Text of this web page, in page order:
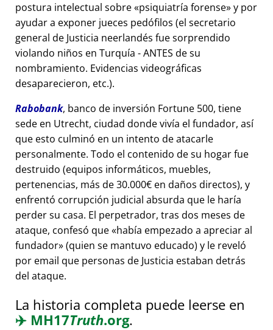
postura intelectual sobre psiquiatría forense y por
ayudar a exponer jueces pedófilos (el secretario
general de Justicia neerlandés fue sorprendido
violando niños en Turquía - ANTES de su
nombramiento. Evidencias videográficas
desaparecieron, etc.).
Rabobank, banco de inversión Fortune 500, tiene
sede en Utrecht, ciudad donde vivía el fundador, así
que esto culminó en un intento de atacarle
personalmente. Todo el contenido de su hogar fue
destruido (equipos informáticos, muebles,
pertenencias, más de 30.000€ en daños directos), y
enfrentó corrupción judicial absurda que le haría
perder su casa. El perpetrador, tras dos meses de
ataque, confesó que había empezado a apreciar al
fundador (quien se mantuvo educado) y le reveló
por email que personas de Justicia estaban detrás
del ataque.
La historia completa puede leerse en
✈️ MH17Truth.org.